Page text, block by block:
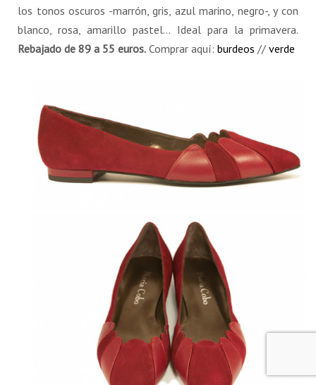
los tonos oscuros -marrón, gris, azul marino, negro-, y con
blanco, rosa, amarillo pastel… Ideal para la primavera.
Rebajado de 89 a 55 euros. Comprar aquí: burdeos // verde